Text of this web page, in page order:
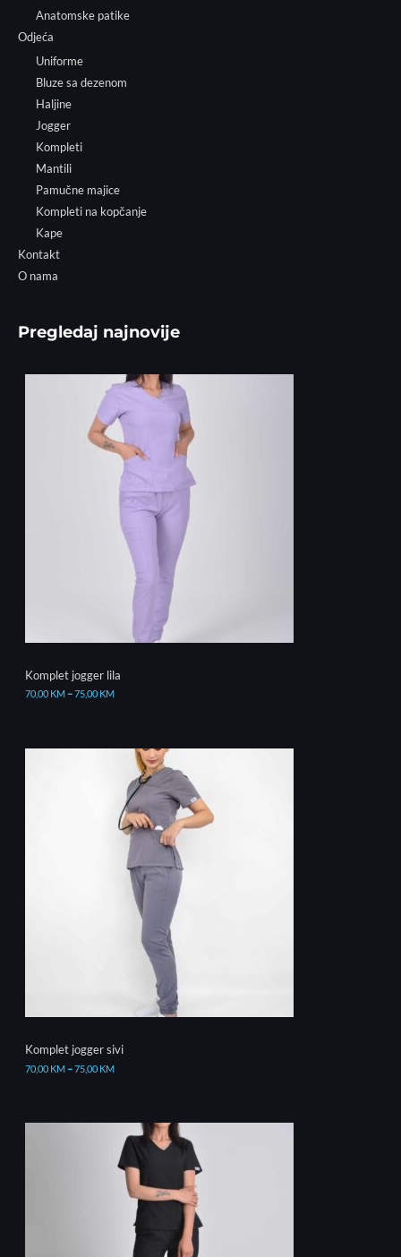
Anatomske patike
Odjeća
Uniforme
Bluze sa dezenom
Haljine
Jogger
Kompleti
Mantili
Pamučne majice
Kompleti na kopčanje
Kape
Kontakt
O nama
Pregledaj najnovije
Komplet jogger lila
70,00 KM–75,00 KM
Komplet jogger sivi
70,00 KM–75,00 KM